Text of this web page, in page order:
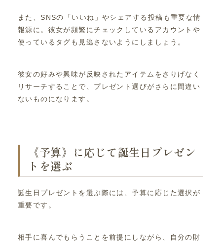
また、SNSの「いいね」やシェアする投稿も重要な情
報源に。彼女が頻繁にチェックしているアカウントや
使っているタグも見逃さないようにしましょう。
彼女の好みや興味が反映されたアイテムをさりげなく
リサーチすることで、プレゼント選びがさらに間違い
ないものになります。
《予算》に応じて誕生日プレゼン
トを選ぶ
誕生日プレゼントを選ぶ際には、予算に応じた選択が
重要です。
相手に喜んでもらうことを前提にしながら、自分の財